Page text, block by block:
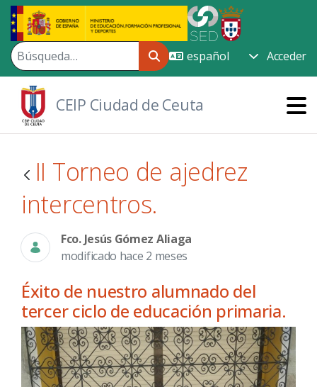
Saltar al contenido principal
Acceder
CEIP Ciudad de Ceuta
II Torneo de ajedrez
intercentros.
Fco. Jesús Gómez Aliaga
modificado hace 2 meses
Éxito de nuestro alumnado del
tercer ciclo de educación primaria.